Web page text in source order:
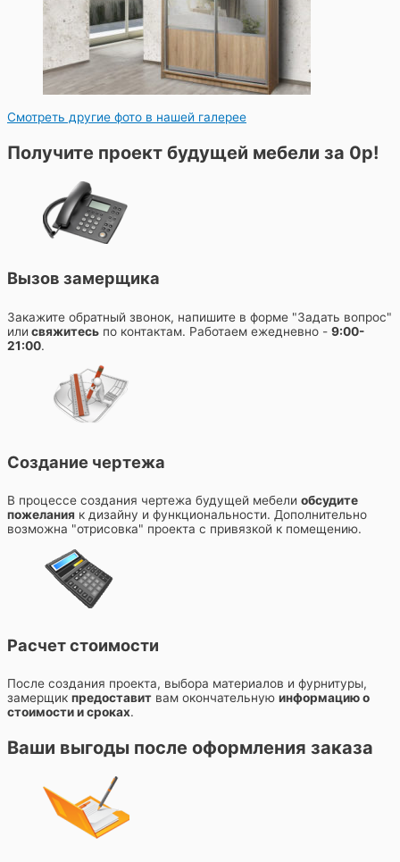
Смотреть другие фото в нашей галерее
Получите проект будущей мебели за 0р!
Вызов замерщика
Закажите обратный звонок, напишите в форме "Задать вопрос"
или свяжитесь по контактам. Работаем ежедневно - 9:00-
21:00.
Создание чертежа
В процессе создания чертежа будущей мебели обсудите
пожелания к дизайну и функциональности. Дополнительно
возможна "отрисовка" проекта с привязкой к помещению.
Расчет стоимости
После создания проекта, выбора материалов и фурнитуры,
замерщик предоставит вам окончательную информацию о
стоимости и сроках.
Ваши выгоды после оформления заказа